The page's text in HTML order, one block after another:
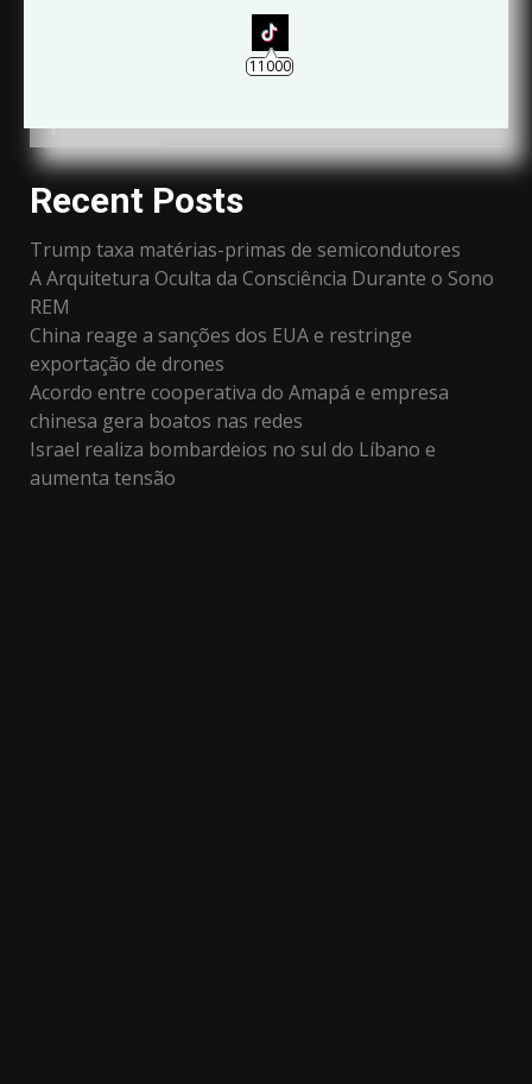
TRANSFERIR
Recent Posts
Trump taxa matérias-primas de semicondutores
A Arquitetura Oculta da Consciência Durante o Sono
REM
China reage a sanções dos EUA e restringe
exportação de drones
Acordo entre cooperativa do Amapá e empresa
chinesa gera boatos nas redes
Israel realiza bombardeios no sul do Líbano e
aumenta tensão
11000